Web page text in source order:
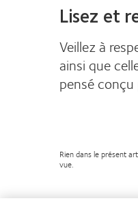
Lisez et
Veillez à
ainsi que
pensé
Rien dans le présent
vue.